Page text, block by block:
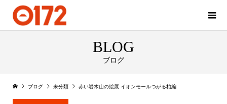
BLOG
ブログ
ブログ 未分類 赤い岩木山の絵展 イオンモールつがる柏編